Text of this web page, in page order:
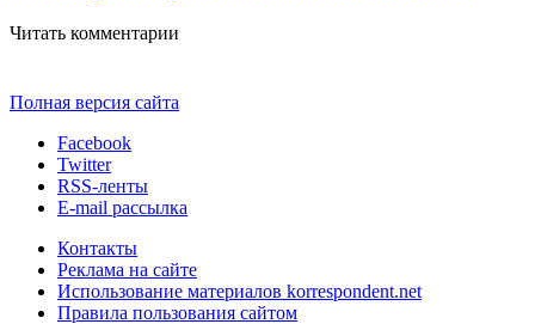
Читать комментарии
Полная версия сайта
Facebook
Twitter
RSS-ленты
E-mail рассылка
Контакты
Реклама на сайте
Использование материалов korrespondent.net
Правила пользования сайтом